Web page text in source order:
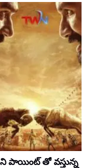
తో వస్తున్న